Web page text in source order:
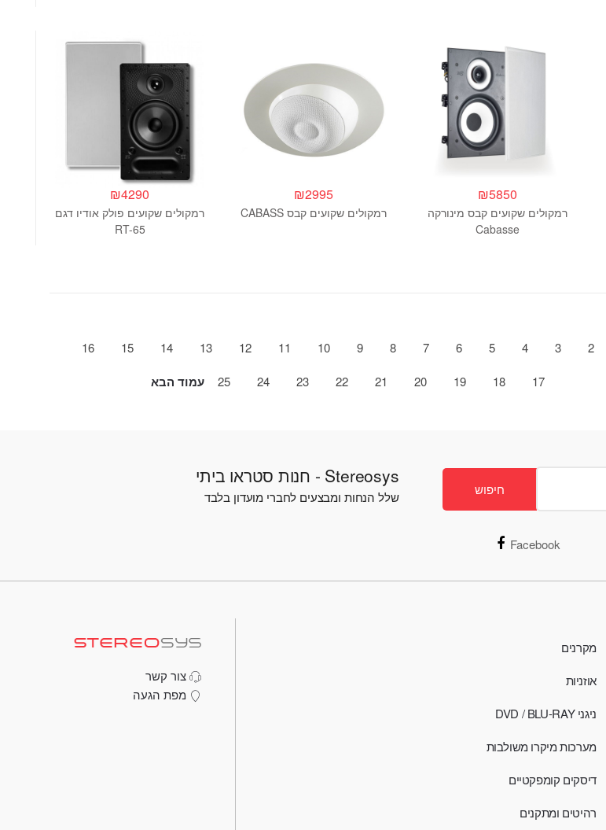
₪5850
רמקולים שקועים קבס מינורקה
Cabasse
₪2995
רמקולים שקועים קבס CABASS
₪4290
רמקולים שקועים פולק אודיו דגם
RT-65
2
3
4
5
6
7
8
9
10
11
12
13
14
15
16
17
18
19
20
21
22
23
24
25 עמוד הבא
Stereosys - חנות סטראו ביתי
שלל הנחות ומבצעים לחברי מועדון בלבד חיפוש
Facebook
מקרנים
אוזניות
ניגני DVD / BLU-RAY
מערכות מיקרו משולבות
דיסקים קומפקטיים
רהיטים ומתקנים
צור קשר
מפת הגעה